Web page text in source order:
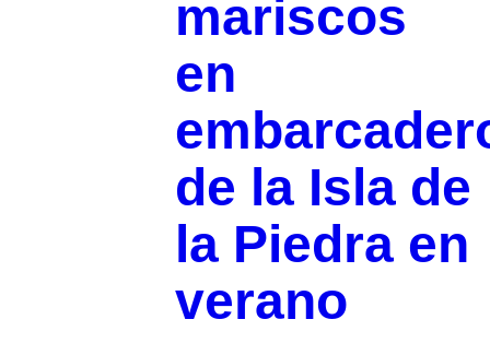
mariscos
en
de la Isla de
la Piedra en
verano